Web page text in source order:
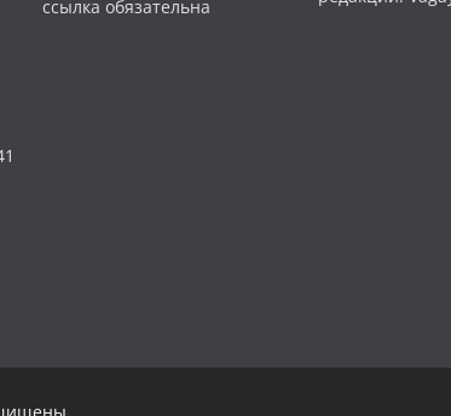
ссылка обязательна